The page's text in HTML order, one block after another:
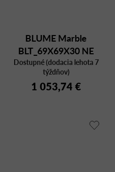
BLUME Marble
BLT_69X69X30 NE
MRL
Dostupné (dodacia lehota 7
týždňov)
1 053,74 €